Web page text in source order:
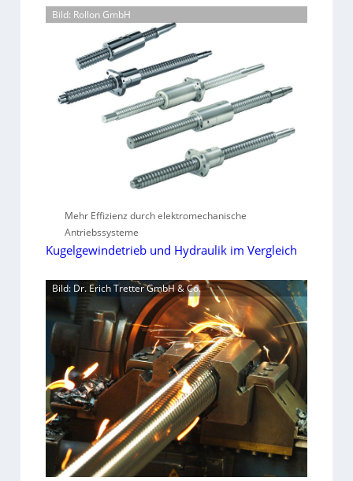
Bild: Rollon GmbH
Mehr Effizienz durch elektromechanische
Antriebssysteme
Kugelgewindetrieb und Hydraulik im Vergleich
Bild: Dr. Erich Tretter GmbH & Co.